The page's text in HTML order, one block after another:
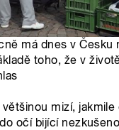
má dnes v Česku
toho, že v
mizí,
očí bijící